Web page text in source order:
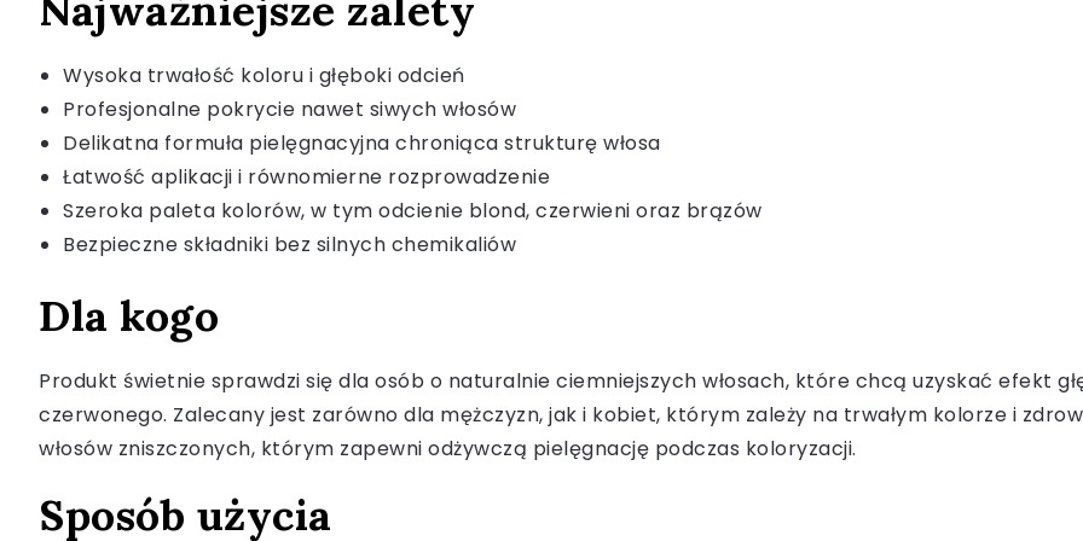
Wysoka trwałość koloru i głęboki odcień
Profesjonalne pokrycie nawet siwych włosów
Delikatna formuła pielęgnacyjna chroniąca strukturę włosa
Łatwość aplikacji i równomierne rozprowadzenie
Szeroka paleta kolorów, w tym odcienie blond, czerwieni oraz brązów
Bezpieczne składniki bez silnych chemikaliów
Dla kogo
Produkt świetnie sprawdzi się dla osób o naturalnie ciemniejszych włosach, które chcą uzyskać efekt
czerwonego. Zalecany jest zarówno dla mężczyzn, jak i kobiet, którym zależy na trwałym kolorze i
włosów zniszczonych, którym zapewni odżywczą pielęgnację podczas koloryzacji.
Sposób użycia